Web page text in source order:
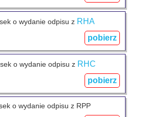
o wydanie odpisu z RHA
pobierz
o wydanie odpisu z RHC
pobierz
o wydanie odpisu z RPP